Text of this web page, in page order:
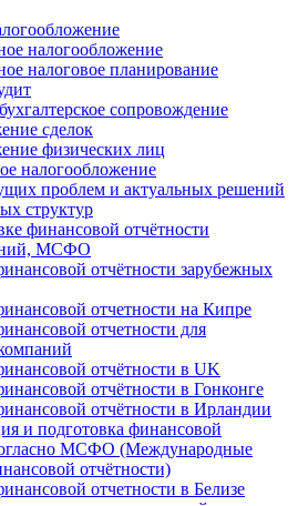
налогообложение
налоговое планирование
сопровождение
сделок
физических лиц
налогообложение
проблем и актуальных решений
структур
финансовой отчётности
МСФО
отчётности зарубежных
отчетности на Кипре
отчетности для
отчётности в UK
отчётности в Гонконге
отчётности в Ирландии
и подготовка финансовой
МСФО (Международные
отчётности)
отчетности в Белизе